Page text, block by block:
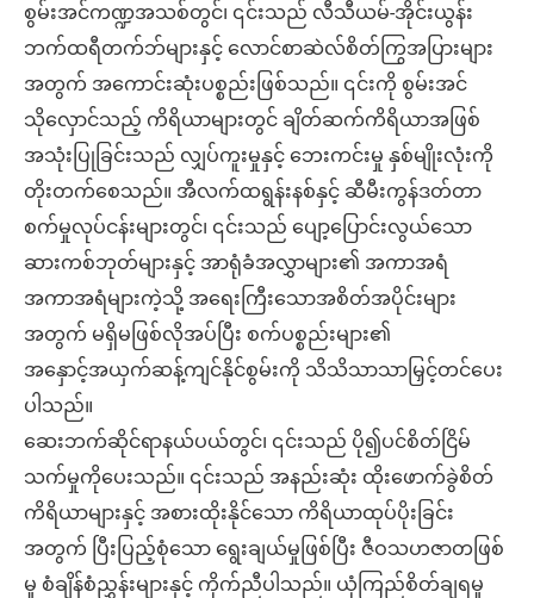
စွမ်းအင်ကဏ္ဍအသစ်တွင်၊ ၎င်းသည် လီသီယမ်-အိုင်းယွန်း
ဘက်ထရီတက်ဘ်များနှင့် လောင်စာဆဲလ်စိတ်ကြွအပြားများ
အတွက် အကောင်းဆုံးပစ္စည်းဖြစ်သည်။ ၎င်းကို စွမ်းအင်
သိုလှောင်သည့် ကိရိယာများတွင် ချိတ်ဆက်ကိရိယာအဖြစ်
အသုံးပြုခြင်းသည် လျှပ်ကူးမှုနှင့် ဘေးကင်းမှု နှစ်မျိုးလုံးကို
တိုးတက်စေသည်။ အီလက်ထရွန်းနစ်နှင့် ဆီမီးကွန်ဒတ်တာ
စက်မှုလုပ်ငန်းများတွင်၊ ၎င်းသည် ပျော့ပြောင်းလွယ်သော
ဆားကစ်ဘုတ်များနှင့် အာရုံခံအလွှာများ၏ အကာအရံ
အကာအရံများကဲ့သို့ အရေးကြီးသောအစိတ်အပိုင်းများ
အတွက် မရှိမဖြစ်လိုအပ်ပြီး စက်ပစ္စည်းများ၏
အနှောင့်အယှက်ဆန့်ကျင်နိုင်စွမ်းကို သိသိသာသာမြှင့်တင်ပေး
ပါသည်။
ဆေးဘက်ဆိုင်ရာနယ်ပယ်တွင်၊ ၎င်းသည် ပို၍ပင်စိတ်ငြိမ်
သက်မှုကိုပေးသည်။ ၎င်းသည် အနည်းဆုံး ထိုးဖောက်ခွဲစိတ်
ကိရိယာများနှင့် အစားထိုးနိုင်သော ကိရိယာထုပ်ပိုးခြင်း
အတွက် ပြီးပြည့်စုံသော ရွေးချယ်မှုဖြစ်ပြီး ဇီဝသဟဇာတဖြစ်
မှု စံချိန်စံညွှန်းများနှင့် ကိုက်ညီပါသည်။ ယုံကြည်စိတ်ချရမှု